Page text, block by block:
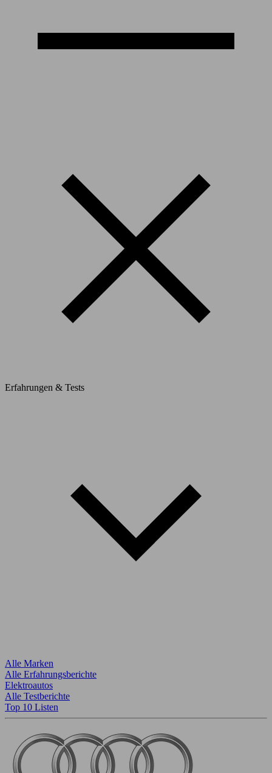
Erfahrungen & Tests
Alle Marken
Alle Erfahrungsberichte
Elektroautos
Alle Testberichte
Top 10 Listen